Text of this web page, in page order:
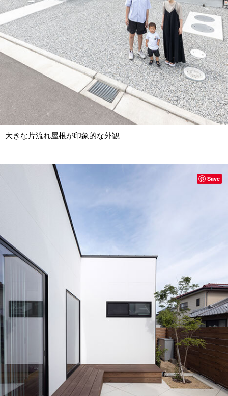
大きな片流れ屋根が印象的な外観
Save